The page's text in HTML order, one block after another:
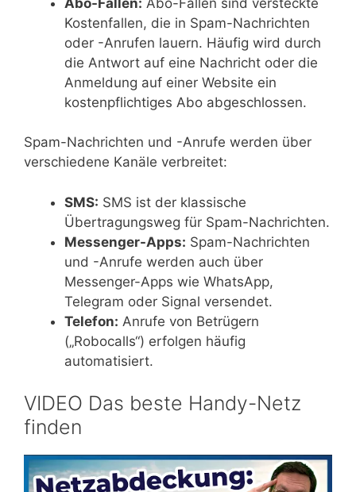
Kostenfallen, die in Spam-Nachrichten
oder -Anrufen lauern. Häufig wird durch
die Antwort auf eine Nachricht oder die
Anmeldung auf einer Website ein
kostenpflichtiges Abo abgeschlossen.
Spam-Nachrichten und -Anrufe werden über
verschiedene Kanäle verbreitet:
SMS: SMS ist der klassische
Übertragungsweg für Spam-Nachrichten.
Messenger-Apps: Spam-Nachrichten
und -Anrufe werden auch über
Messenger-Apps wie WhatsApp,
Telegram oder Signal versendet.
Telefon: Anrufe von Betrügern
(„Robocalls“) erfolgen häufig
automatisiert.
VIDEO Das beste Handy-Netz
finden